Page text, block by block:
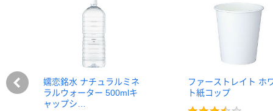
嬬恋銘水 ナチュラルミネ
ラルウォーター 500mlキ
ャップシ…
ファーストレイト ホ
ト紙コップ